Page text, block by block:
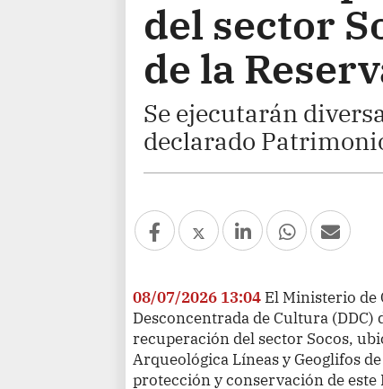
del sector
de la
Se ejecutarán
declarado
08/07/2026 13:04 El Ministerio de
Desconcentrada de Cultura
recuperación del sector Socos,
Arqueológica Líneas y Geoglifos
protección y conservación de